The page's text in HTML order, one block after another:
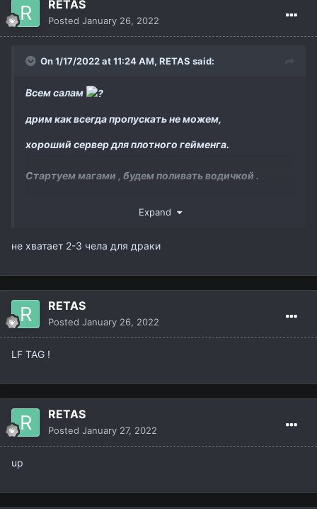
RETAS
Posted January 26, 2022
On 1/17/2022 at 11:24 AM, RETAS said:
Всем салам
дрим как всегда пропускать не можем,
хороший сервер для плотного гейменга.
Стартуем магами , будем поливать водичкой .
На ак будем фул Овер пак ! Как на прошлым
ребят,
1 дд , 1 бп 2-3 рес .
связь @brothertyside Телеграмм
вк vk.com/farxat_retas
https://vk.com/insanegaming777
Expand
не хватает 2-3 чела для драки
RETAS
Posted January 26, 2022
LF TAG !
RETAS
Posted January 27, 2022
up